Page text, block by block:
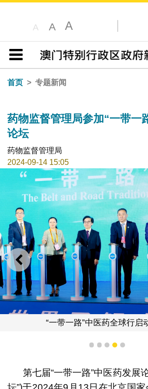
A A A
目录
首页
专题新闻
药物监督管理局参加“一带一
论坛
药物监督管理局
2024-09-14 15:05
上一则
“一带一路”中医药全球行启
1 2 3 4 5
第七届“一带一路”中医药发展